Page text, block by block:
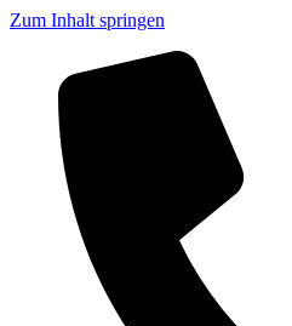
Zum Inhalt springen